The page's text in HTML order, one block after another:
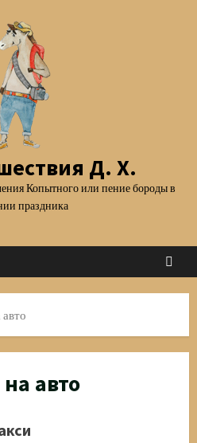
Д. Х.
Копытного или пение бороды в
праздника
авто